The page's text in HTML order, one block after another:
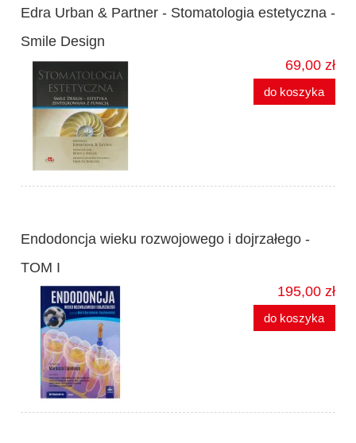
Edra Urban & Partner - Stomatologia estetyczna -
Smile Design
69,00 zł
do koszyka
Endodoncja wieku rozwojowego i dojrzałego -
TOM I
195,00 zł
do koszyka